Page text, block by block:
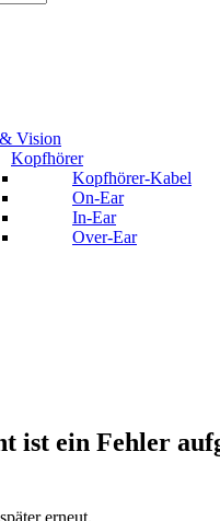
Vision
Kopfhörer
Kopfhörer-Kabel
On-Ear
In-Ear
Over-Ear
ist ein Fehler